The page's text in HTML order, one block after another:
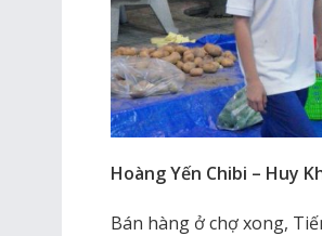
Hoàng Yến Chibi – Huy
Bán hàng ở chợ xong,